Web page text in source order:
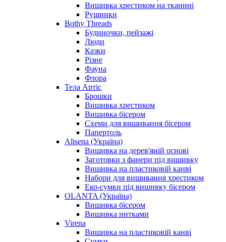
Вишивка хрестиком на тканині
Рушники
Bothy Threads
Будиночки, пейзажі
Люди
Казки
Різне
Фауна
Флора
Тела Артіс
Брошки
Вишивка хрестиком
Вишивка бісером
Схеми для вишивання бісером
Папертоль
Alisena (Україна)
Вишивка на дерев'яній основі
Заготовки з фанери під вишивку
Вишивка на пластиковій канві
Набори для вишивання хрестиком
Еко-сумки під вишивку бісером
OLANTA (Україна)
Вишивка бісером
Вишивка нитками
Virena
Вишивка на пластиковій канві